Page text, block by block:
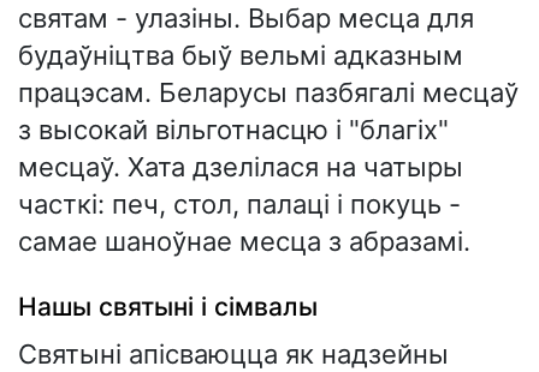
святам - улазіны. Выбар месца для
будаўніцтва быў вельмі адказным
працэсам. Беларусы пазбягалі месцаў
з высокай вільготнасцю і "благіх"
месцаў. Хата дзелілася на чатыры
часткі: печ, стол, палаці і покуць -
самае шаноўнае месца з абразамі.
Нашы святыні і сімвалы
Святыні апісваюцца як надзейны